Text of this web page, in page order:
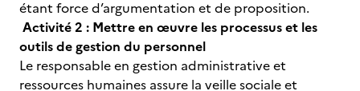
étant force d’argumentation et de proposition.
Activité 2 : Mettre en œuvre les processus et les
outils de gestion du personnel
Le responsable en gestion administrative et
ressources humaines assure la veille sociale et